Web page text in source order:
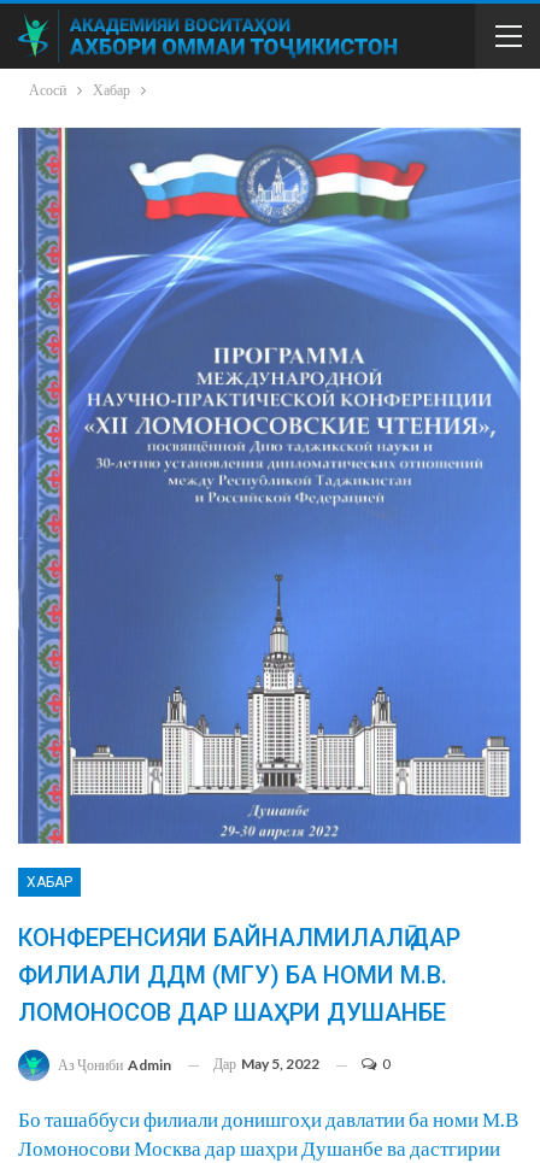
Асосӣ Хабар
ХАБАР
КОНФЕРЕНСИЯИ БАЙНАЛМИЛАЛӢ ДАР
ФИЛИАЛИ ДДМ (МГУ) БА НОМИ М.В.
ЛОМОНОСОВ ДАР ШАҲРИ ДУШАНБЕ
Аз Ҷониби Admin Дар May 5, 2022 0
Бо ташаббуси филиали донишгоҳи давлатии ба номи М.В
Ломоносови Москва дар шаҳри Душанбе ва дастгирии